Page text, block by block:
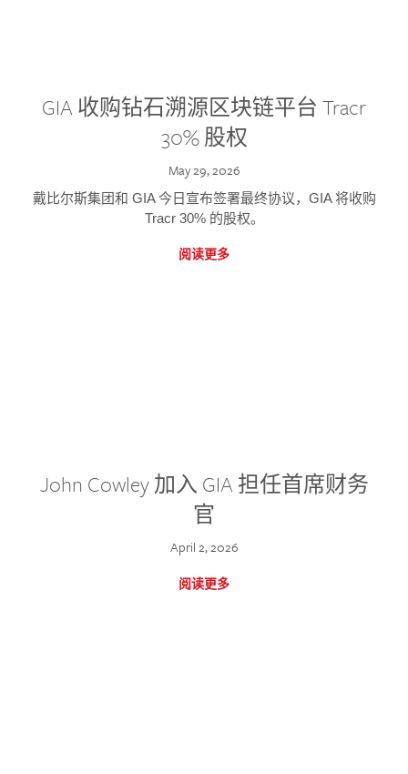
GIA 收购钻石溯源区块链平台 Tracr
30% 股权
May 29, 2026
戴比尔斯集团和 GIA 今日宣布签署最终协议，GIA 将收购
Tracr 30% 的股权。
阅读更多
John Cowley 加入 GIA 担任首席财务
官
April 2, 2026
阅读更多